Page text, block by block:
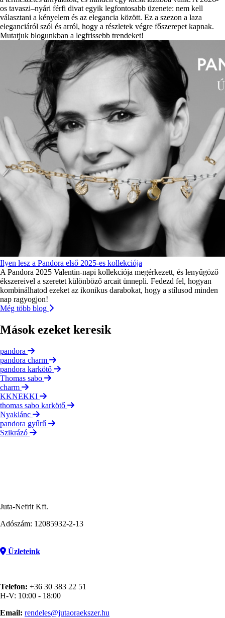
os tavaszi–nyári férfi divat egyik legfontosabb üzenete: nem kell
választani a kényelem és az elegancia között. Ez a szezon a laza
eleganciáról szól és arról, hogy a részletek végre főszerepet kapnak.
Mutatjuk blogunkban a legfrissebb trendeket!
Ilyen lesz a Pandora első 2025-es kollekciója
A Pandora 2025 Valentin-napi kollekciója megérkezett, és lenyűgöző
ékszereivel a szeretet különböző arcait ünnepli. Fedezd fel, hogyan
kombinálhatod ezeket az ikonikus darabokat, hogy a stílusod minden
nap ragyogjon!
Még több blog
Mások ezeket keresik
pandora
pandora charm
pandora karkötő
Thomas sabo
charm
KKNEKKI
thomas sabo karkötő
Nyaklánc
pandora gyűrű
Szikrázó
Juta-Nefrit Kft.
Adószám: 12085932-2-13
Üzleteink
Telefon: +36 30 383 22 51
H-V: 10:00 - 18:00
Email: rendeles@jutaoraekszer.hu